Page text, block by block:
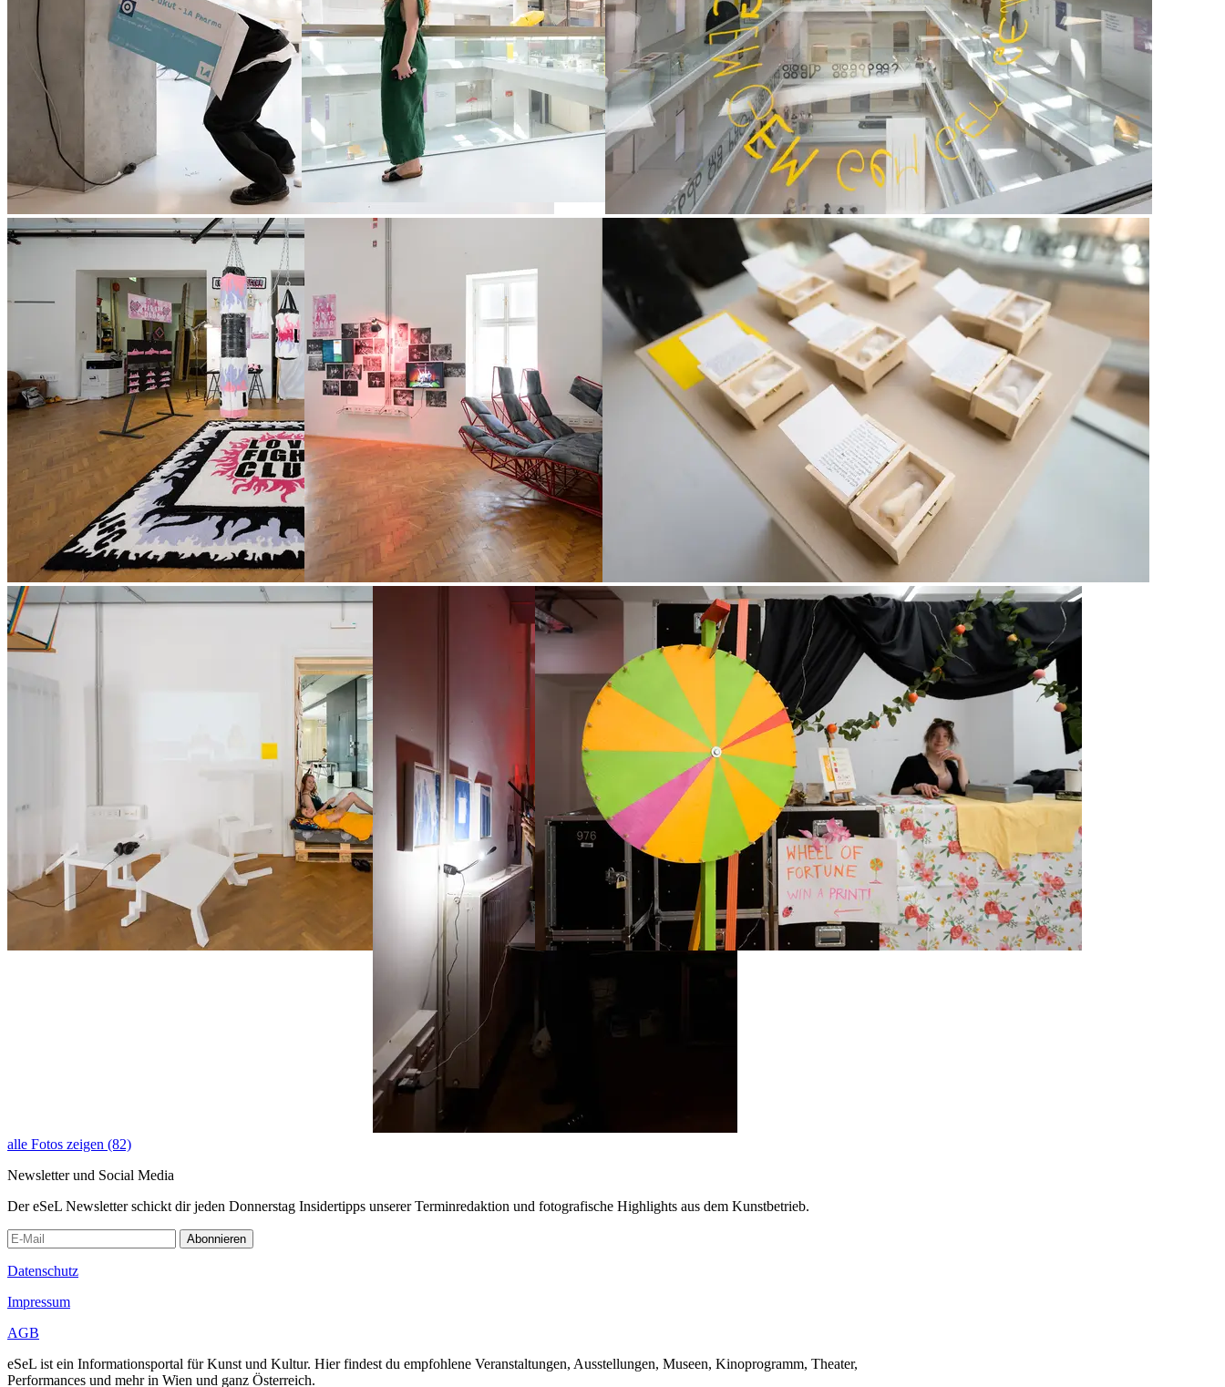
alle Fotos zeigen (82)
Newsletter und Social Media
Der eSeL Newsletter schickt dir jeden Donnerstag Insidertipps unserer Terminredaktion und fotografische Highlights aus dem Kunstbetrieb.
Abonnieren
Datenschutz
Impressum
AGB
eSeL ist ein Informationsportal für Kunst und Kultur. Hier findest du empfohlene Veranstaltungen, Ausstellungen, Museen, Kinoprogramm, Theater,
Performances und mehr in Wien und ganz Österreich.